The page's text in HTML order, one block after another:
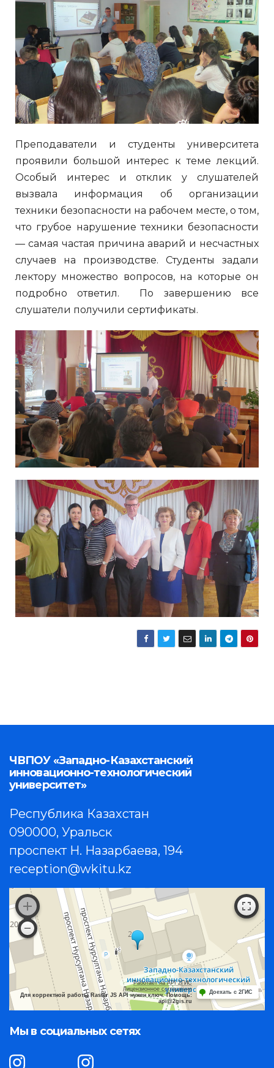
Преподаватели и студенты университета
проявили большой интерес к теме лекций.
Особый интерес и отклик у слушателей
вызвала информация об организации
техники безопасности на рабочем месте, о том,
что грубое нарушение техники безопасности
— самая частая причина аварий и несчастных
случаев на производстве. Студенты задали
лектору множество вопросов, на которые он
подробно ответил. По завершению все
слушатели получили сертификаты.
ЧВПОУ «Западно-Казахстанский
инновационно-технологический
университет»
Республика Казахстан
090000, Уральск
проспект Н. Назарбаева, 194
reception@wkitu.kz
Работает на API 2ГИС
Лицензионное соглашение
Для корректной работы Raster JS API нужен ключ. Помощь:
api@2gis.ru
Доехать с 2ГИС
Мы в социальных сетях